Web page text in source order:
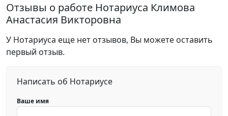
Отзывы о работе Нотариуса Климова
Анастасия Викторовна
У Нотариуса еще нет отзывов, Вы можете оставить
первый отзыв.
Написать об Нотариусе
Ваше имя